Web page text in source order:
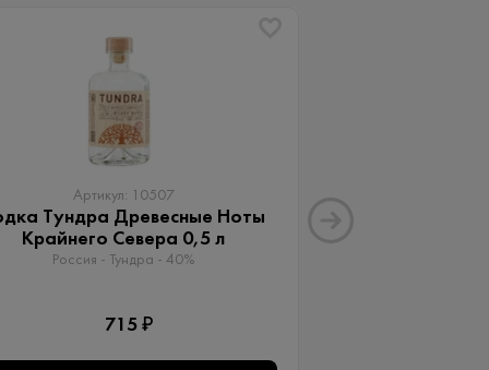
Артикул: 10507
Тундра Древесные Ноты
Крайнего Севера 0,5 л
Россия - Тундра - 40%
715 ₽